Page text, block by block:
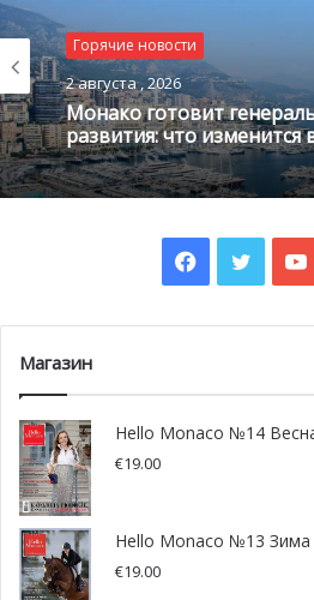
Возможно, именно Монреаль
когда Formula 1 окончательно
— уже не «будущее»
19-летний итальянец одержал
напарником по Mercedes
между двумя пилотами Mercedes
канадской трассы. Однако драму
отказ: Расселл, лидировавший в
проблем с силовой установкой.
После этого Антонелли
оставшуюся дистанцию,
зрелость под колоссальным
этапом становится всё
Горячие новости
2 августа , 2026
Монако готовит
развития: что изменится
Facebook
Twitter
Магазин
Hello Monaco №14
€19.00
Hello Monaco №13 Зима
€19.00